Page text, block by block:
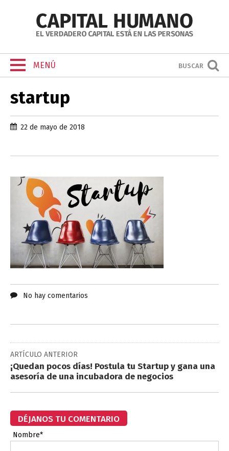
MENÚ BUSCAR
startup
22 de mayo de 2018
No hay comentarios
ARTÍCULO ANTERIOR
¡Quedan pocos días! Postula tu Startup y gana una
asesoría de una incubadora de negocios
DÉJANOS TU COMENTARIO
Nombre*